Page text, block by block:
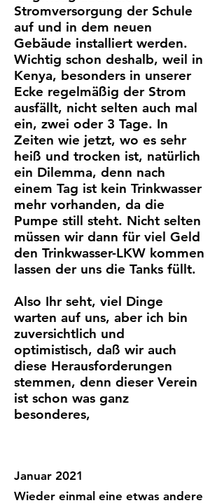
Stromversorgung der Schule
auf und in dem neuen
Gebäude installiert werden.
Wichtig schon deshalb, weil in
Kenya, besonders in unserer
Ecke regelmäßig der Strom
ausfällt, nicht selten auch mal
ein, zwei oder 3 Tage. In
Zeiten wie jetzt, wo es sehr
heiß und trocken ist, natürlich
ein Dilemma, denn nach
einem Tag ist kein Trinkwasser
mehr vorhanden, da die
Pumpe still steht. Nicht selten
müssen wir dann für viel Geld
den Trinkwasser-LKW kommen
lassen der uns die Tanks füllt.
Also Ihr seht, viel Dinge
warten auf uns, aber ich bin
zuversichtlich und
optimistisch, daß wir auch
diese Herausforderungen
stemmen, denn dieser Verein
ist schon was ganz
besonderes,
Januar 2021
Wieder einmal eine etwas andere